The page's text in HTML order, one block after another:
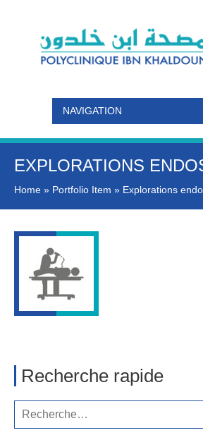
NAVIGATION
EXPLORATIONS
Home » Portfolio Item » Explorations
Recherche rapide